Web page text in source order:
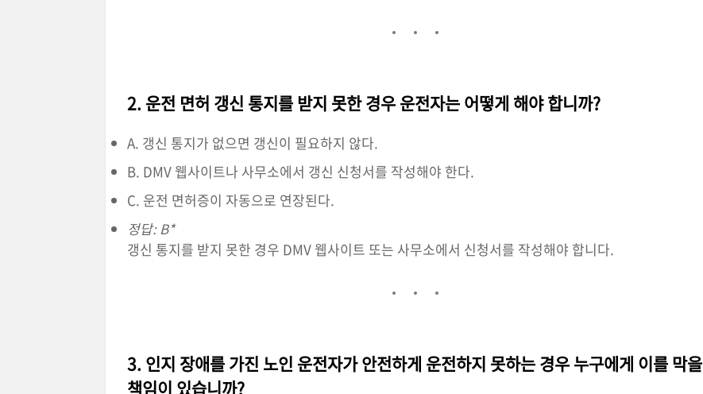
2. 운전 면허 갱신 통지를 받지 못한 경우 운전자는 어떻게 해야 합니까?
A. 갱신 통지가 없으면 갱신이 필요하지 않다.
B. DMV 웹사이트나 사무소에서 갱신 신청서를 작성해야 한다.
C. 운전 면허증이 자동으로 연장된다.
정답: B*
갱신 통지를 받지 못한 경우 DMV 웹사이트 또는 사무소에서 신청서를 작성해야 합니다.
3. 인지 장애를 가진 노인 운전자가 안전하게 운전하지 못하는 경우 누구에게 이를 막을
책임이 있습니까?